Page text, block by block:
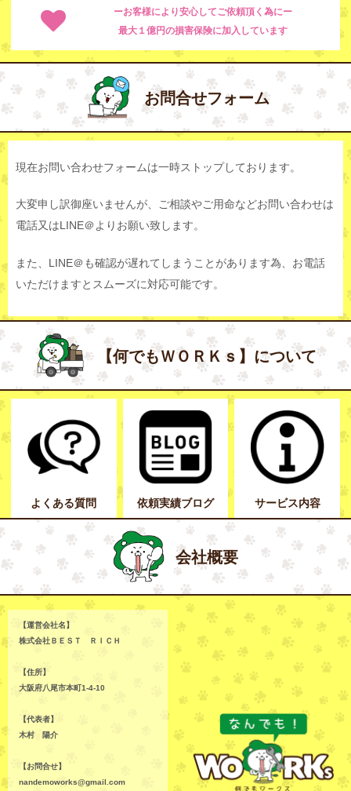
ーお客様により安心してご依頼頂く為にー
最大１億円の損害保険に加入しています
お問合せフォーム
現在お問い合わせフォームは一時ストップしております。
大変申し訳御座いませんが、ご相談やご用命などお問い合わせは
電話又はLINE＠よりお願い致します。
また、LINE＠も確認が遅れてしまうことがあります為、お電話
いただけますとスムーズに対応可能です。
【何でもＷＯＲＫｓ】について
よくある質問 依頼実績ブログ サービス内容
会社概要
【運営会社名】
株式会社ＢＥＳＴ ＲＩＣＨ
【住所】
大阪府八尾市本町1-4-10
【代表者】
木村 陽介
【お問合せ】
nandemoworks@gmail.com